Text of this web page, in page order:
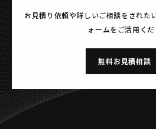
お見積り依頼や詳しいご相談をされた
ォームをご活用くだ
無料お見積相談